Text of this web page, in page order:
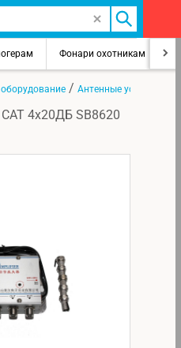
Фонари охотникам
/ Антенные усилители
4х20ДБ SB8620